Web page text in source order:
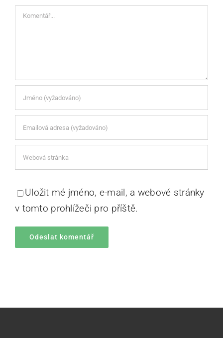
Komentář
Uložit mé jméno, e-mail, a webové stránky
v tomto prohlížeči pro příště.